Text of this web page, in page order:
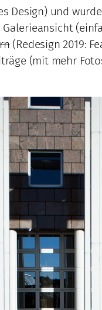
Design) und
(Redesign 2019:
(mit mehr